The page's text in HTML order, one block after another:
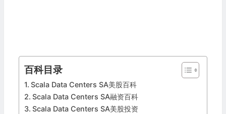
百科目录
Scala Data Centers SA美股百科
Scala Data Centers SA融资百科
Scala Data Centers SA美股投资